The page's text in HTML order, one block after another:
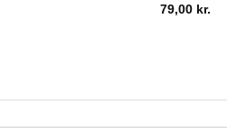
79,00 kr.